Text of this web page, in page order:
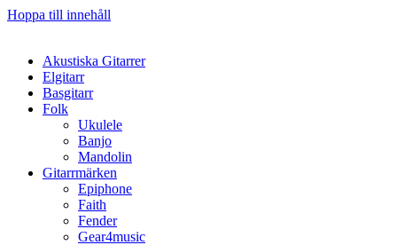
Hoppa till innehåll
Akustiska Gitarrer
Elgitarr
Basgitarr
Folk
Ukulele
Banjo
Mandolin
Gitarrmärken
Epiphone
Faith
Fender
Gear4music